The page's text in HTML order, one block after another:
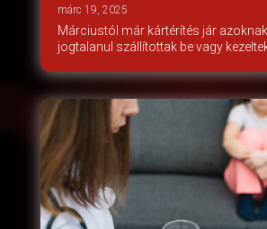
márc 19, 2025
Márciustól már kártérítés jár
jogtalanul szállítottak be vagy